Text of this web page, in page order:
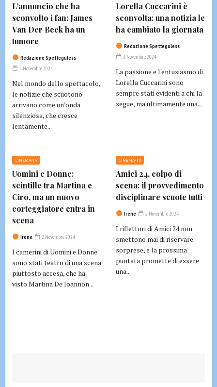
L’annuncio che ha
sconvolto i fan: James
Van Der Beek ha un
tumore
Redazione Spetteguless
4 Novembre 2024
Nel mondo dello spettacolo,
le notizie che scuotono
arrivano come un’onda
silenziosa, che cresce
lentamente...
Lorella Cuccarini è
sconvolta: una notizia le
ha cambiato la giornata
Redazione Spetteguless
3 Novembre 2024
La passione e l'entusiasmo di
Lorella Cuccarini sono
sempre stati evidenti a chi la
segue, ma ultimamente una...
CINEMA/TV
Uomini e Donne:
scintille tra Martina e
Ciro, ma un nuovo
corteggiatore entra in
scena
Irene 2 Novembre 2024
I camerini di Uomini e Donne
sono stati teatro di una scena
piuttosto accesa, che ha
visto Martina De Ioannon...
CINEMA/TV
Amici 24, colpo di
scena: il provvedimento
disciplinare scuote tutti
Irene 2 Novembre 2024
I riflettori di Amici 24 non
smettono mai di riservare
sorprese, e la prossima
puntata promette di essere
una...